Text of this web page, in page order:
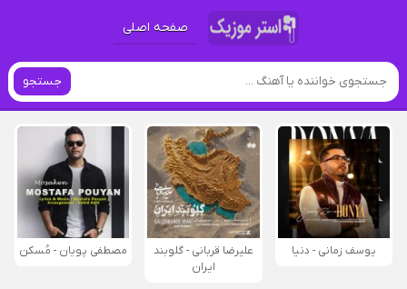
صفحه اصلی
جستجو
یوسف زمانی - دنیا
علیرضا قربانی - گلوبند
ایران
مصطفی پویان - مُسکن